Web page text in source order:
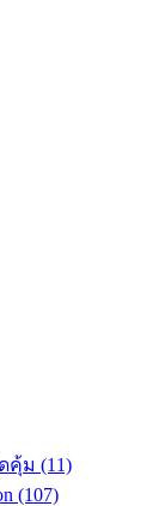
คุ้ม (11)
(107)